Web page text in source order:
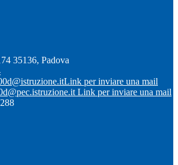
35136, Padova
Link per inviare una mail
Link per inviare una mail